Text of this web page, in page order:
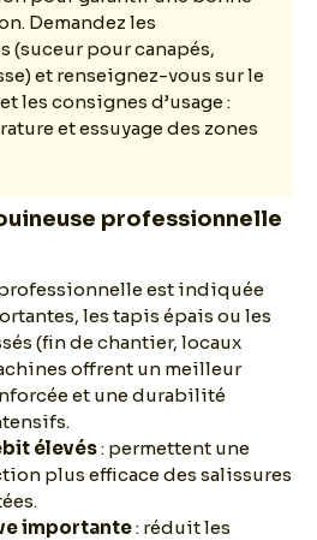
Demandez les
(suceur pour canapés,
et renseignez-vous sur le
les consignes d’usage :
et essuyage des zones
professionnelle
est indiquée
les tapis épais ou les
(fin de chantier, locaux
offrent un meilleur
et une durabilité
élevés: permettent une
plus efficace des salissures
importante: réduit les